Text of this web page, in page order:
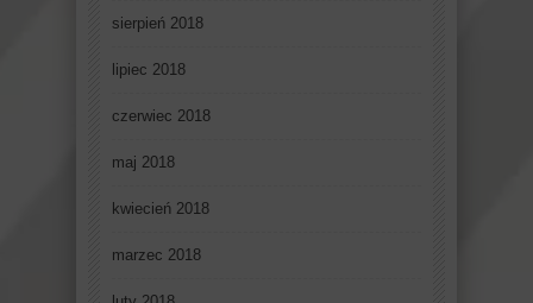
sierpień 2018
lipiec 2018
czerwiec 2018
maj 2018
kwiecień 2018
marzec 2018